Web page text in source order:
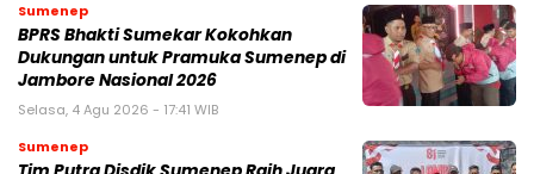
Sumenep
BPRS Bhakti Sumekar Kokohkan
Dukungan untuk Pramuka Sumenep di
Jambore Nasional 2026
Selasa, 4 Agu 2026 - 17:41 WIB
Sumenep